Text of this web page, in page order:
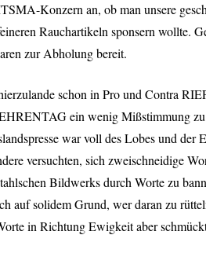
-Konzern an, ob man unsere
Rauchartikeln sponsern wollte.
zur Abholung bereit.
schon in Pro und Contra
ein wenig Mißstimmung
war voll des Lobes und der
versuchten, sich zweischneidige
Bildwerks durch Worte zu
auf solidem Grund, wer daran zu
in Richtung Ewigkeit aber